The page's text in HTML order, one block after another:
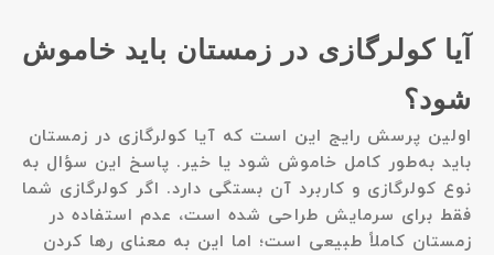
آیا کولرگازی در زمستان باید خاموش
شود؟
اولین پرسش رایج این است که آیا کولرگازی در زمستان
باید به‌طور کامل خاموش شود یا خیر. پاسخ این سؤال به
نوع کولرگازی و کاربرد آن بستگی دارد. اگر کولرگازی شما
فقط برای سرمایش طراحی شده است، عدم استفاده در
زمستان کاملاً طبیعی است؛ اما این به معنای رها کردن